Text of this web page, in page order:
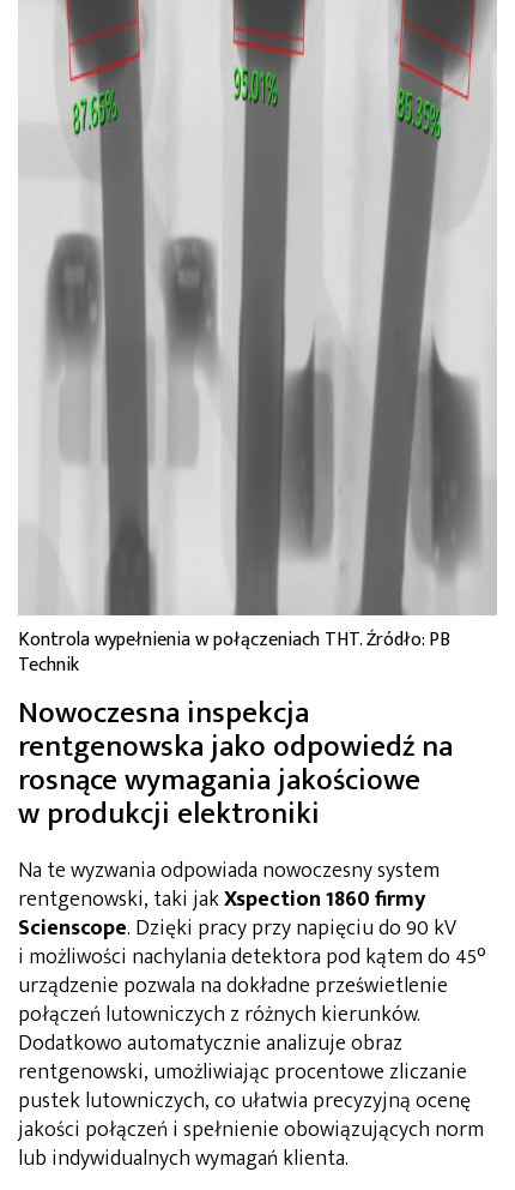
Kontrola wypełnienia w połączeniach THT. Źródło: PB
Technik
Nowoczesna inspekcja
rentgenowska jako odpowiedź na
rosnące wymagania jakościowe
w produkcji elektroniki
Na te wyzwania odpowiada nowoczesny system
rentgenowski, taki jakXspection 1860 firmy
Scienscope. Dzięki pracy przy napięciu do 90 kV
i możliwości nachylania detektora pod kątem do 45°
urządzenie pozwala na dokładne prześwietlenie
połączeń lutowniczych z różnych kierunków.
Dodatkowo automatycznie analizuje obraz
rentgenowski, umożliwiając procentowe zliczanie
pustek lutowniczych, co ułatwia precyzyjną ocenę
jakości połączeń i spełnienie obowiązujących norm
lub indywidualnych wymagań klienta.